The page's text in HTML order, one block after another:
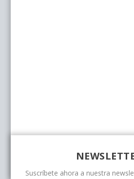
Suscríbete ahora a nuestra